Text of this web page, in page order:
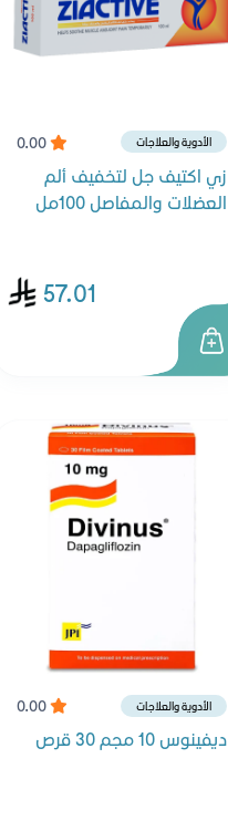
0.00 الأدوية والعلاجات
زي اكتيف جل لتخفيف ألم
العضلات والمفاصل 100مل
57.01
0.00 الأدوية والعلاجات
ديفينوس 10 مجم 30 قرص